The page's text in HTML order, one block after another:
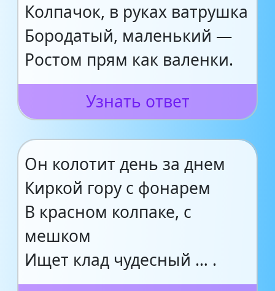
Колпачок, в руках ватрушка
Бородатый, маленький —
Ростом прям как валенки.
Узнать ответ
Он колотит день за днем
Киркой гору с фонарем
В красном колпаке, с
мешком
Ищет клад чудесный … .